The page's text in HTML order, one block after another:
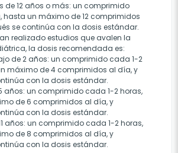
de 12 años o más: un comprimido
hasta un máximo de 12 comprimidos
se continúa con la dosis estándar.
realizado estudios que avalen la
la dosis recomendada es:
de 2 años: un comprimido cada 1-2
máximo de 4 comprimidos al día, y
con la dosis estándar.
años: un comprimido cada 1-2 horas,
de 6 comprimidos al día, y
con la dosis estándar.
años: un comprimido cada 1-2 horas,
de 8 comprimidos al día, y
con la dosis estándar.